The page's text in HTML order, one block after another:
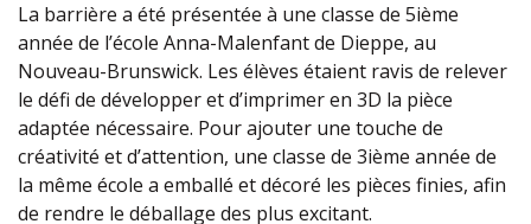
La barrière a été présentée à une classe de 5ième
année de l’école Anna-Malenfant de Dieppe, au
Nouveau-Brunswick. Les élèves étaient ravis de relever
le défi de développer et d’imprimer en 3D la pièce
adaptée nécessaire. Pour ajouter une touche de
créativité et d’attention, une classe de 3ième année de
la même école a emballé et décoré les pièces finies, afin
de rendre le déballage des plus excitant.